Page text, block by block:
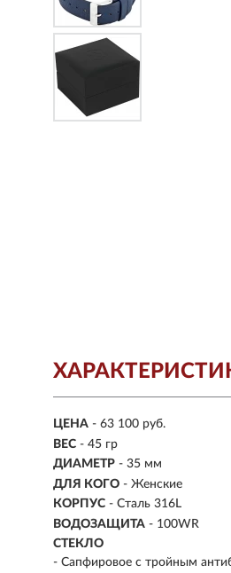
ЦЕНА - 63 100 руб.
ВЕС - 45 гр
ДИАМЕТР - 35 мм
ДЛЯ КОГО - Женские
КОРПУС - Сталь 316L
ВОДОЗАЩИТА - 100WR
СТЕКЛО
- Сапфировое с тройным